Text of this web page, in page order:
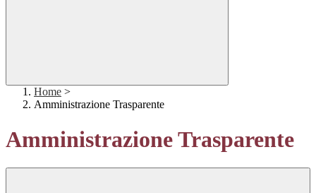
Home >
Amministrazione Trasparente
Amministrazione Trasparente